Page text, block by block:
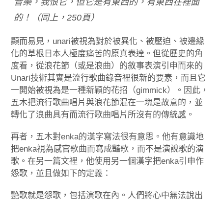
音樂，我恨它，但它是有東西的，有東西在裡面
的！（同上，250頁）
顯而易見，unari被視為對於被異化、被壓迫、被邊緣
化的草根日本人極度痛苦的原真表達。但從歷史的角
度看，從浪花節（或是浪曲）的敘事表演引申而來的
Unari技術其實是流行歌曲錄音裡很新的要素，而且它
一開始被視為是一種新穎的花招（gimmick）。因此，
五木把流行歌曲唱片與浪花節混在一塊是故意的，並
轉化了浪曲具有而流行歌曲唱片所沒有的傳統感。
再者，五木對enka的漢字寫法很有意思。他有意識地
把enka視為感官歌曲而寫成豔歌，而不是演說歌的演
歌。在另一篇文裡，他使用另一個漢字把enka引申作
怨歌，並且做如下的定義：
艷歌就是怨歌，包括演歌在內。人們將心中無法說出